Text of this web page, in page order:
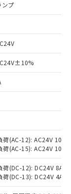
ンプ
荷(AC-12): AC24V 10A/
荷(AC-15): AC24V
荷(DC-12): DC24V 8A/
荷(DC-13): DC24V 4A/
のうえ
業取扱
）の
品で
の非含
のある
質）の
出す予
質）の
認中の